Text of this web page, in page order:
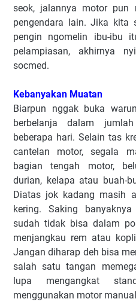
seok, jalannya motor pun
pengendara lain. Jika kita
pengin ngomelin ibu-ibu
pelampiasan, akhirnya
socmed.
Kebanyakan Muatan
Biarpun nggak buka
berbelanja dalam
beberapa hari. Selain tas
cantelan motor, segala
bagian tengah motor,
durian, kelapa atau buah-
Diatas jok kadang masih
kering. Saking
sudah tidak bisa dalam
menjangkau rem atau
Jangan diharap deh bisa
salah satu tangan
lupa mengangkat
menggunakan motor